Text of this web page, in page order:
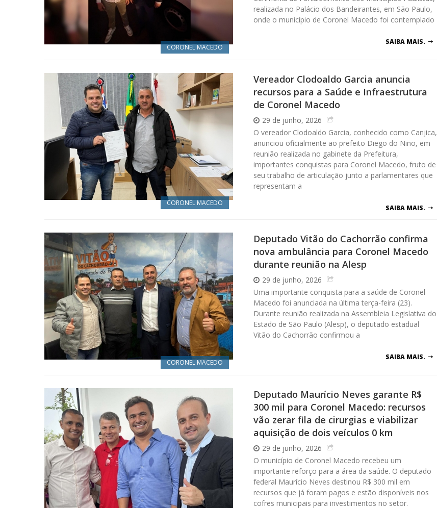
CORONEL MACEDO
realizada no Palácio dos Bandeirantes, em São Paulo,
onde o município de Coronel Macedo foi contemplado
SAIBA MAIS.
CORONEL MACEDO
Vereador Clodoaldo Garcia anuncia
recursos para a Saúde e Infraestrutura
de Coronel Macedo
29 de junho, 2026
O vereador Clodoaldo Garcia, conhecido como Canjica,
anunciou oficialmente ao prefeito Diego do Nino, em
reunião realizada no gabinete da Prefeitura,
importantes conquistas para Coronel Macedo, fruto de
seu trabalho de articulação junto a parlamentares que
representam a
SAIBA MAIS.
CORONEL MACEDO
Deputado Vitão do Cachorrão confirma
nova ambulância para Coronel Macedo
durante reunião na Alesp
29 de junho, 2026
Uma importante conquista para a saúde de Coronel
Macedo foi anunciada na última terça-feira (23).
Durante reunião realizada na Assembleia Legislativa do
Estado de São Paulo (Alesp), o deputado estadual
Vitão do Cachorrão confirmou a
SAIBA MAIS.
Deputado Maurício Neves garante R$
300 mil para Coronel Macedo: recursos
vão zerar fila de cirurgias e viabilizar
aquisição de dois veículos 0 km
29 de junho, 2026
O município de Coronel Macedo recebeu um
importante reforço para a área da saúde. O deputado
federal Maurício Neves destinou R$ 300 mil em
recursos que já foram pagos e estão disponíveis nos
cofres municipais para investimentos no setor.